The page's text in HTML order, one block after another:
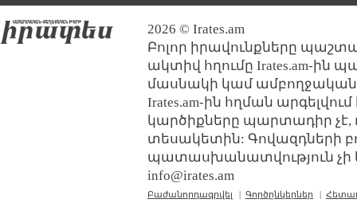
2026 © Irates.am
Բոլոր իրավունքները
ակտիվ հղումը Irates.am-ին
մասնակի կամ ամբողջական
Irates.am-ին հղման
կարծիքները պարտադիր չէ,
տեսակետին: Գովազդների
պատասխանատվություն չի
info@irates.am
Բաժանորդագրվել | Գործընկերներ |